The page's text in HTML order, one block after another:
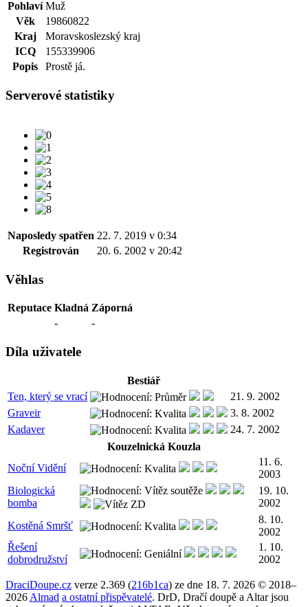
Pohlaví Muž
Věk
19860822
Kraj
Moravskoslezský kraj
ICQ
155339906
Popis
Prostě já.
Serverové statistiky
Naposledy spatřen 22. 7. 2019 v 0:34
Registrován
20. 6. 2002 v 20:42
Věhlas
Reputace Kladná Záporná
-
-
Díla uživatele
Bestiář
Ten, který se vrací
21. 9. 2002
Graveir
3. 8. 2002
Kadaver
24. 7. 2002
Kouzelnická Kouzla
Noční Vidění
11. 6.
2003
Biologická
bomba
19. 10.
2002
Kostěná Smršť
8. 10.
2002
Řešení
dobrodružství
1. 10.
2002
DraciDoupe.cz verze 2.369 (216b1ca) ze dne 18. 7. 2026 © 2018–
2026 Almad a ostatní přispěvatelé. DrD, Dračí doupě a Altar jsou